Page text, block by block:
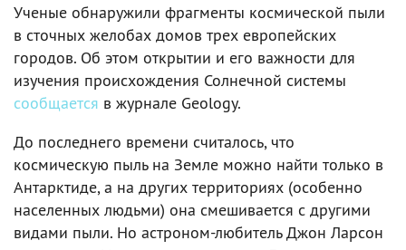
Ученые обнаружили фрагменты космической пыли
в сточных желобах домов трех европейских
городов. Об этом открытии и его важности для
изучения происхождения Солнечной системы
сообщается в журнале Geology.
До последнего времени считалось, что
космическую пыль на Земле можно найти только в
Антарктиде, а на других территориях (особенно
населенных людьми) она смешивается с другими
видами пыли. Но астроном-любитель Джон Ларсон